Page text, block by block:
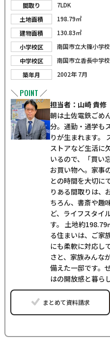
間取り
7LDK
土地面積
198.79㎡
建物面積
130.83㎡
小学校区
南国市立大篠小学校
中学校区
南国市立香長中学校
築年月
2002年 7月
＼ POINT ／
担当者：山崎 貴修
朝は土佐電鉄ごめ
分。通勤・通学も
りが生まれます。
ストアなど生活に
いるので、「買い
お買い物へ。家事
との時間を大切に
りある間取りは、
ちろん、書斎や趣
ど、ライフスタイ
す。 土地約
る住まいは、ご家
にも柔軟に対応し
さと、家族みんな
備えた一邸です。
はの開放感と暮ら
まとめて資料請求